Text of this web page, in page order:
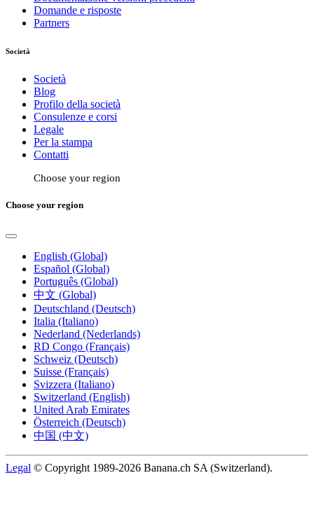
Domande e risposte
Partners
Società
Società
Blog
Profilo della società
Consulenze e corsi
Legale
Per la stampa
Contatti
Choose your region
Choose your region
English (Global)
Español (Global)
Português (Global)
中文 (Global)
Deutschland (Deutsch)
Italia (Italiano)
Nederland (Nederlands)
RD Congo (Français)
Schweiz (Deutsch)
Suisse (Français)
Svizzera (Italiano)
Switzerland (English)
United Arab Emirates
Österreich (Deutsch)
中国 (中文)
Legal © Copyright 1989-2026 Banana.ch SA (Switzerland).